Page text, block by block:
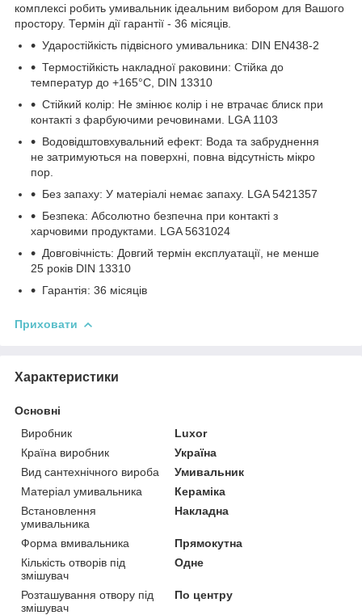
комплексі робить умивальник ідеальним вибором для Вашого
простору. Термін дії гарантії - 36 місяців.
Ударостійкість підвісного умивальника: DIN EN438-2
Термостійкість накладної раковини: Стійка до
температур до +165°C, DIN 13310
Стійкий колір: Не змінює колір і не втрачає блиск при
контакті з фарбуючими речовинами. LGA 1103
Водовідштовхувальний ефект: Вода та забруднення
не затримуються на поверхні, повна відсутність мікро
пор.
Без запаху: У матеріалі немає запаху. LGA 5421357
Безпека: Абсолютно безпечна при контакті з
харчовими продуктами. LGA 5631024
Довговічність: Довгий термін експлуатації, не менше
25 років DIN 13310
Гарантія: 36 місяців
Приховати
Характеристики
Основні
Виробник
Luxor
Країна виробник
Україна
Вид сантехнічного вироба
Умивальник
Матеріал умивальника
Кераміка
Встановлення
умивальника
Накладна
Форма вмивальника
Прямокутна
Кількість отворів під
змішувач
Одне
Розташування отвору під
змішувач
По центру